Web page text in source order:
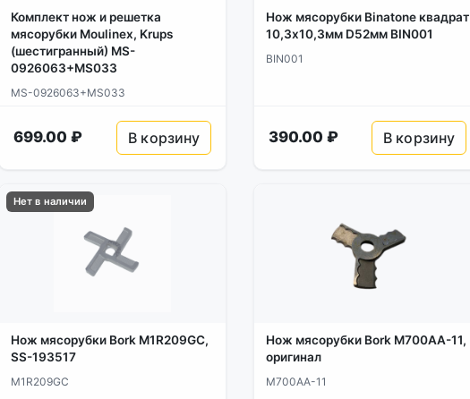
Комплект нож и решетка
мясорубки Moulinex, Krups
(шестигранный) MS-
0926063+MS033
MS-0926063+MS033
699.00 ₽ В корзину
Нож мясорубки Binatone квадрат
10,3х10,3мм D52мм BIN001
BIN001
390.00 ₽ В корзину
Нет в наличии
Нож мясорубки Bork M1R209GC,
SS-193517
M1R209GC
Нож мясорубки Bork M700AA-11,
оригинал
M700AA-11